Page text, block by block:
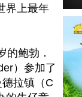
界上最年
的鲍勃．
）参加了
拉镇（C